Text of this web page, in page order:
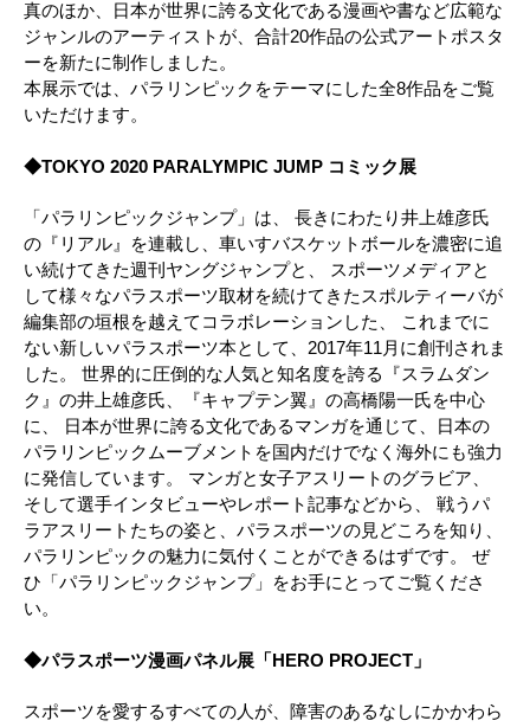
真のほか、日本が世界に誇る文化である漫画や書など広範な
ジャンルのアーティストが、合計20作品の公式アートポスタ
ーを新たに制作しました。
本展示では、パラリンピックをテーマにした全8作品をご覧
いただけます。
◆TOKYO 2020 PARALYMPIC JUMP コミック展
「パラリンピックジャンプ」は、 長きにわたり井上雄彦氏
の『リアル』を連載し、車いすバスケットボールを濃密に追
い続けてきた週刊ヤングジャンプと、 スポーツメディアと
して様々なパラスポーツ取材を続けてきたスポルティーバが
編集部の垣根を越えてコラボレーションした、 これまでに
ない新しいパラスポーツ本として、2017年11月に創刊されま
した。 世界的に圧倒的な人気と知名度を誇る『スラムダン
ク』の井上雄彦氏、『キャプテン翼』の高橋陽一氏を中心
に、 日本が世界に誇る文化であるマンガを通じて、日本の
パラリンピックムーブメントを国内だけでなく海外にも強力
に発信しています。 マンガと女子アスリートのグラビア、
そして選手インタビューやレポート記事などから、 戦うパ
ラアスリートたちの姿と、パラスポーツの見どころを知り、
パラリンピックの魅力に気付くことができるはずです。 ぜ
ひ「パラリンピックジャンプ」をお手にとってご覧くださ
い。
◆パラスポーツ漫画パネル展「HERO PROJECT」
スポーツを愛するすべての人が、障害のあるなしにかかわら